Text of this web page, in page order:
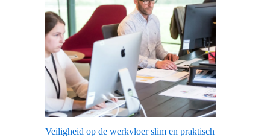
Veiligheid op de werkvloer slim en praktisch